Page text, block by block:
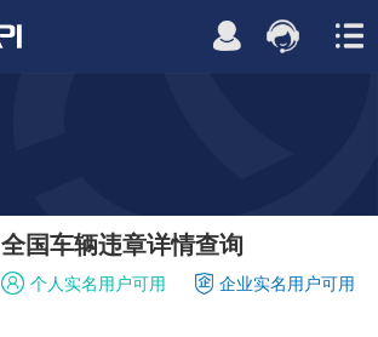
全国车辆违章详情查询
个人实名用户可用 企业实名用户可用